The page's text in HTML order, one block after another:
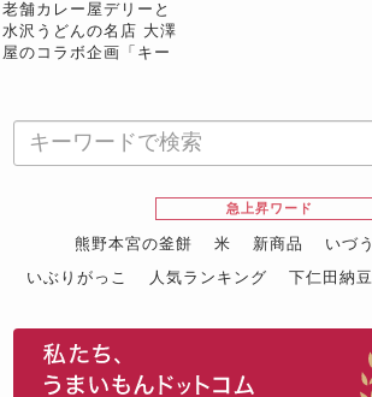
老舗カレー屋デリーと
水沢うどんの名店 大澤
屋のコラボ企画「キー
急上昇ワード
熊野本宮の釜餅 米 新商品 いづう
いぶりがっこ
人気ランキング 下仁田納豆